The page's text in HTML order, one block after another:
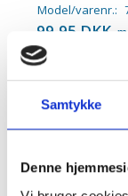
Samtykke
Denne
Model/varenr.:
99,95 DKK
Plus
39,00 til pakkehops.
pakkeshop ved køb
På lager